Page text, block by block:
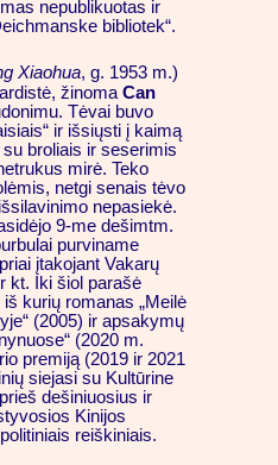
nepublikuotas ir
bibliotek“.
Xiaohua, g. 1953 m.)
žinoma Can
Tėvai buvo
ir išsiųsti į kaimą
broliais ir seserimis
mirė. Teko
netgi senais tėvo
nepasiekė.
9-me dešimtm.
purviname
įtakojant Vakarų
kt. Iki šiol parašė
kurių romanas „Meilė
(2005) ir apsakymų
(2020 m.
premiją (2019 ir 2021
siejasi su Kultūrine
dešiniuosius ir
Kinijos
reiškiniais.